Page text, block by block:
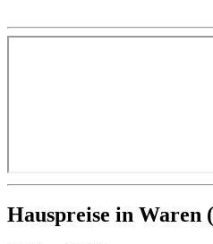
Hauspreise in Waren